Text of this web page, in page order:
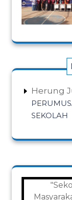
Herung
SEKOLAH